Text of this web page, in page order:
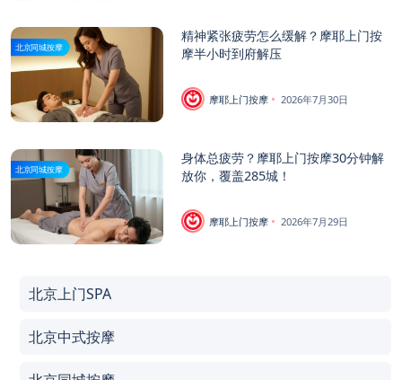
北京同城按摩
精神紧张疲劳怎么缓解？摩耶上门按
摩半小时到府解压
摩耶上门按摩 2026年7月30日
北京同城按摩
身体总疲劳？摩耶上门按摩30分钟解
放你，覆盖285城！
摩耶上门按摩 2026年7月29日
北京上门SPA
北京中式按摩